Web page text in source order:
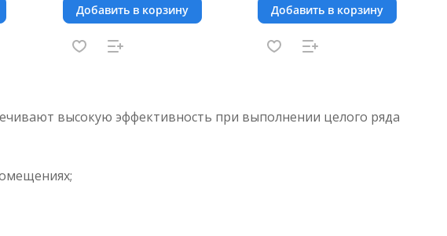
Добавить в корзину Добавить в корзину
высокую эффективность при выполнении целого ряда